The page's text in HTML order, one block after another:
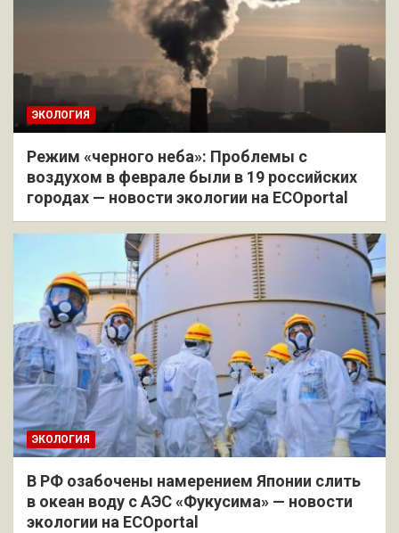
ЭКОЛОГИЯ
Режим «черного неба»: Проблемы с
воздухом в феврале были в 19 российских
городах — новости экологии на ECOportal
ЭКОЛОГИЯ
В РФ озабочены намерением Японии слить
в океан воду с АЭС «Фукусима» — новости
экологии на ECOportal